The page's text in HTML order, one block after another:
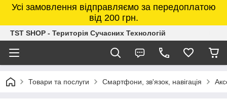
Усі замовлення відправляємо за передоплатою
від 200 грн.
TST SHOP - Територія Сучасних Технологій
Товари та послуги Смартфони, зв'язок, навігація